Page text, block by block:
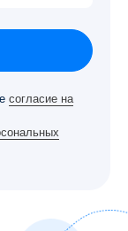
согласие на